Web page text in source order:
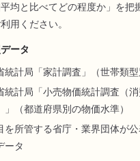
均と比べてどの程度か」を把
用ください。
ータ
統計局「家計調査」（世帯類型
統計局「小売物価統計調査（
」（都道府県別の物価水準）
を所管する省庁・業界団体が
ータ